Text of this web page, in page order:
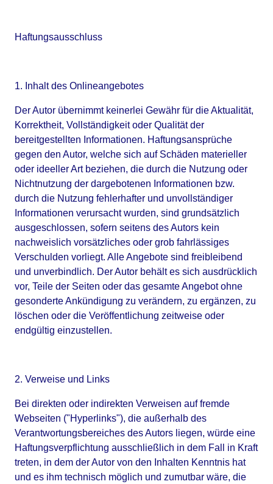
Haftungsausschluss
1. Inhalt des Onlineangebotes
Der Autor übernimmt keinerlei Gewähr für die Aktualität,
Korrektheit, Vollständigkeit oder Qualität der
bereitgestellten Informationen. Haftungsansprüche
gegen den Autor, welche sich auf Schäden materieller
oder ideeller Art beziehen, die durch die Nutzung oder
Nichtnutzung der dargebotenen Informationen bzw.
durch die Nutzung fehlerhafter und unvollständiger
Informationen verursacht wurden, sind grundsätzlich
ausgeschlossen, sofern seitens des Autors kein
nachweislich vorsätzliches oder grob fahrlässiges
Verschulden vorliegt. Alle Angebote sind freibleibend
und unverbindlich. Der Autor behält es sich ausdrücklich
vor, Teile der Seiten oder das gesamte Angebot ohne
gesonderte Ankündigung zu verändern, zu ergänzen, zu
löschen oder die Veröffentlichung zeitweise oder
endgültig einzustellen.
2. Verweise und Links
Bei direkten oder indirekten Verweisen auf fremde
Webseiten ("Hyperlinks"), die außerhalb des
Verantwortungsbereiches des Autors liegen, würde eine
Haftungsverpflichtung ausschließlich in dem Fall in Kraft
treten, in dem der Autor von den Inhalten Kenntnis hat
und es ihm technisch möglich und zumutbar wäre, die